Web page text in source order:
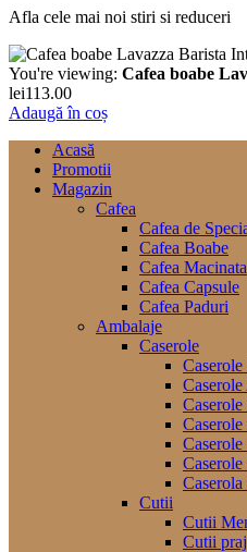
Afla cele mai noi stiri si reduceri
You're viewing: Cafea boabe
lei113.00
Adaugă în coș
Acasă
Promotii
Magazin
Cafea
Cafea de
Cafea Boabe
Cafea Macinata
Cafea Capsule
Cafea Paduri
Ambalaje
Caserole
Caserole
Caserole
Caserole
Caserole
Caserola
Cutii
Cutii
Cutii